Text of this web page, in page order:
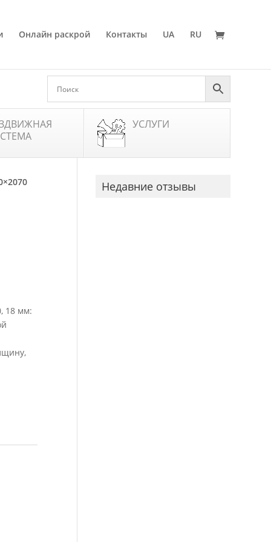
Онлайн раскрой Контакты UA RU
УСЛУГИ
18 мм:
Недавние отзывы